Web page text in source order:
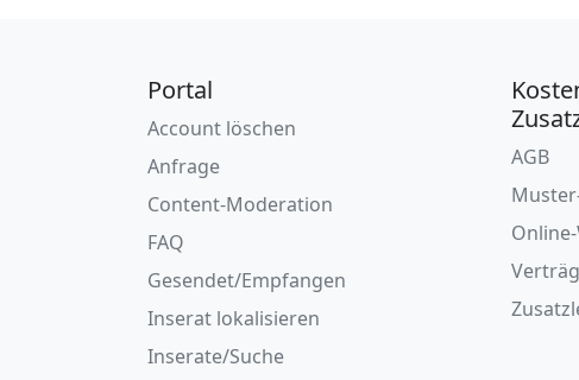
Portal
Account löschen
Anfrage
Content-Moderation
FAQ
Gesendet/Empfangen
Inserat lokalisieren
Inserate/Suche
AGB